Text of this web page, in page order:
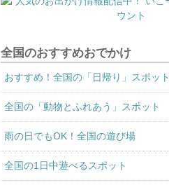
全国のおすすめおでかけ
おすすめ！全国の「日帰り」スポット
全国の「動物とふれあう」スポット
雨の日でもOK！全国の遊び場
全国の1日中遊べるスポット